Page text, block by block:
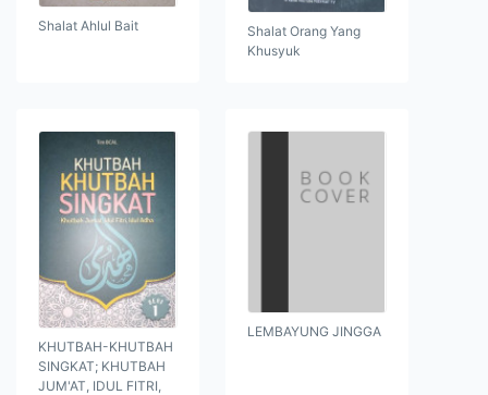
Shalat Ahlul Bait
Shalat Orang Yang
Khusyuk
KHUTBAH-KHUTBAH
SINGKAT; KHUTBAH
JUM'AT, IDUL FITRI,
LEMBAYUNG JINGGA